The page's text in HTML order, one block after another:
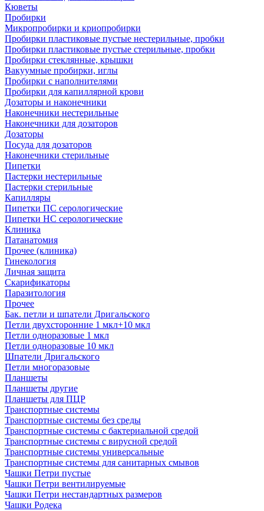
Кюветы
Пробирки
Микропробирки и криопробирки
Пробирки пластиковые пустые нестерильные, пробки
Пробирки пластиковые пустые стерильные, пробки
Пробирки стеклянные, крышки
Вакуумные пробирки, иглы
Пробирки с наполнителями
Пробирки для капиллярной крови
Дозаторы и наконечники
Наконечники нестерильные
Наконечники для дозаторов
Дозаторы
Посуда для дозаторов
Наконечники стерильные
Пипетки
Пастерки нестерильные
Пастерки стерильные
Капилляры
Пипетки ПС серологические
Пипетки НС серологические
Клиника
Патанатомия
Прочее (клиника)
Гинекология
Личная защита
Скарификаторы
Паразитология
Прочее
Бак. петли и шпатели Дригальского
Петли двухсторонние 1 мкл+10 мкл
Петли одноразовые 1 мкл
Петли одноразовые 10 мкл
Шпатели Дригальского
Петли многоразовые
Планшеты
Планшеты другие
Планшеты для ПЦР
Транспортные системы
Транспортные системы без среды
Транспортные системы с бактериальной средой
Транспортные системы с вирусной средой
Транспортные системы универсальные
Транспортные системы для санитарных смывов
Чашки Петри пустые
Чашки Петри вентилируемые
Чашки Петри нестандартных размеров
Чашки Родека